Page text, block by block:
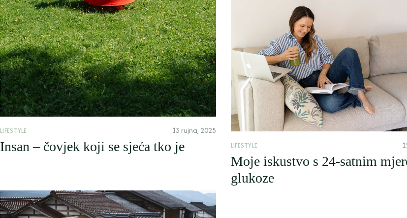
LIFESTYLE 13 rujna, 2025
Insan – čovjek koji se sjeća tko je LIFESTYLE
Moje iskustvo s 24-satnim
glukoze